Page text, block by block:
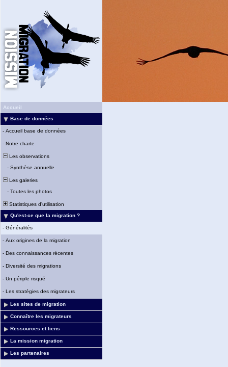
Accueil
Base de données
- Accueil base de données
- Notre charte
Les observations
- Synthèse annuelle
Les galeries
- Toutes les photos
Statistiques d'utilisation
Qu'est-ce que la migration ?
- Généralités
- Aux origines de la migration
- Des connaissances récentes
- Diversité des migrations
- Un périple risqué
- Les stratégies des migrateurs
Les sites de migration
Connaître les migrateurs
Ressources et liens
La mission migration
Les partenaires